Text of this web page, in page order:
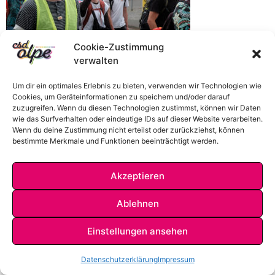
Cookie-Zustimmung
verwalten
Um dir ein optimales Erlebnis zu bieten, verwenden wir Technologien wie
Cookies, um Geräteinformationen zu speichern und/oder darauf
zuzugreifen. Wenn du diesen Technologien zustimmst, können wir Daten
wie das Surfverhalten oder eindeutige IDs auf dieser Website verarbeiten.
Wenn du deine Zustimmung nicht erteilst oder zurückziehst, können
bestimmte Merkmale und Funktionen beeinträchtigt werden.
Akzeptieren
Ablehnen
Einstellungen ansehen
DatenschutzerklärungImpressum
DATENSCHUTZKONTAKT